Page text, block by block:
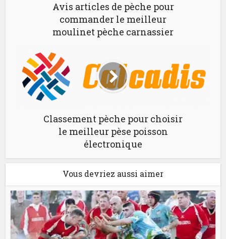
Avis articles de pèche pour
commander le meilleur
moulinet pèche carnassier
Classement pèche pour choisir
le meilleur pèse poisson
électronique
Vous devriez aussi aimer